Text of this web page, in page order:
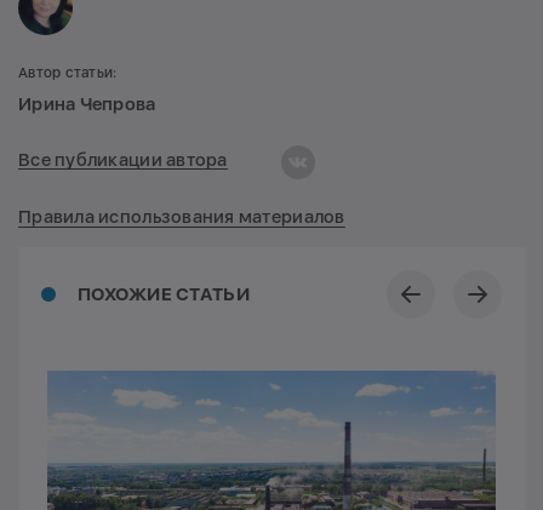
ПОХОЖИЕ СТАТЬИ
Автор статьи:
Ирина Чепрова
Все публикации автора
Правила использования материалов